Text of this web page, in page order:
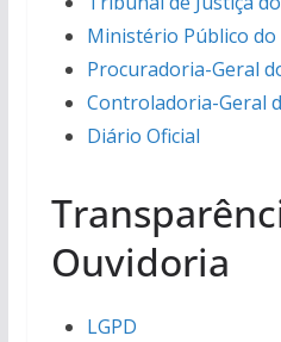
Ministério Público do
Procuradoria-Geral
Controladoria-Geral
Diário Oficial
Ouvidoria
LGPD